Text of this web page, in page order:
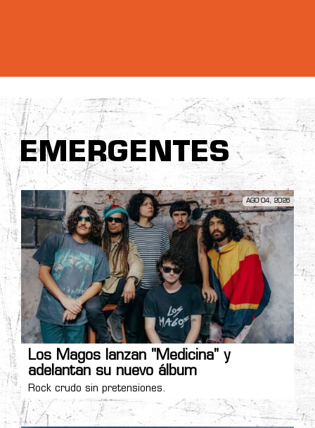
EMERGENTES
AGO 04, 2026
Los Magos lanzan "Medicina" y
adelantan su nuevo álbum
Rock crudo sin pretensiones.